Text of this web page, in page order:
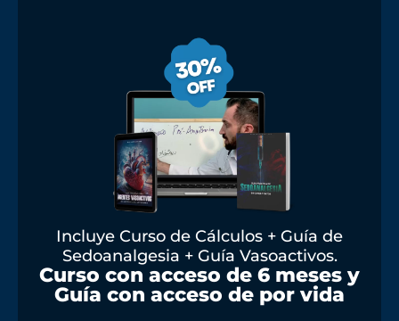
Incluye Curso de Cálculos + Guía de
Sedoanalgesia + Guía Vasoactivos.
Curso con acceso de 6 meses y
Guía con acceso de por vida